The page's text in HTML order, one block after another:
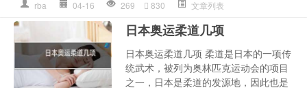
rba 04-16 269 830 文章列表
日本奥运柔道几项
日本奥运柔道几项 柔道是日本的一项传
统武术，被列为奥林匹克运动会的项目
之一，日本是柔道的发源地，因此也是